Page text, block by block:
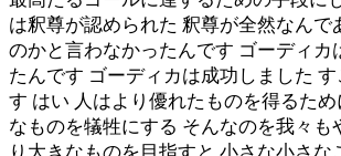
は釈尊が認められた 釈尊が全然なんで
のかと言わなかったんです ゴーディカ
たんです ゴーディカは成功しました
す はい 人はより優れたものを得るた
なものを犠牲にする そんなのを我々も